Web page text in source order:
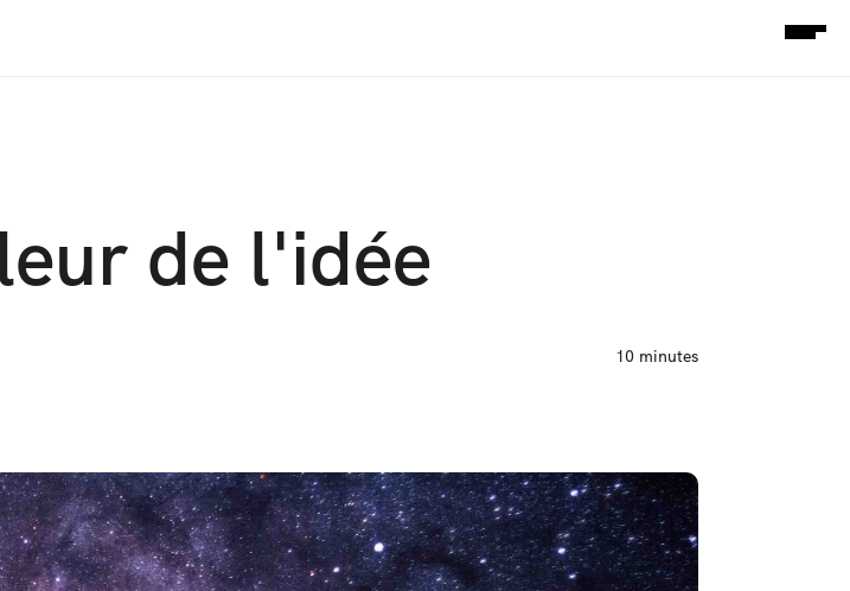
de l'idée
10 minutes